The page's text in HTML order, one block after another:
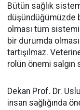
Bütün sağlık
düşündüğümüzde
olması tüm sistemi
bir durumda olması
tartışılmaz.
rolün önemi salgın
Dekan Prof. Dr.
insan sağlığında